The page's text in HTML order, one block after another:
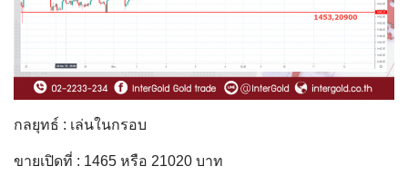
กลยุทธ์ : เล่นในกรอบ
ขายเปิดที่ : 1465 หรือ 21020 บาท